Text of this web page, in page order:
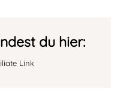
du hier:
Link